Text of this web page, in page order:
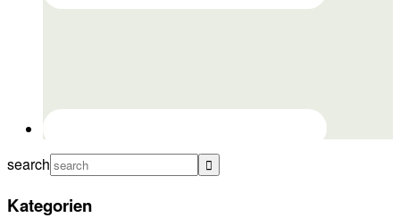
search
Kategorien